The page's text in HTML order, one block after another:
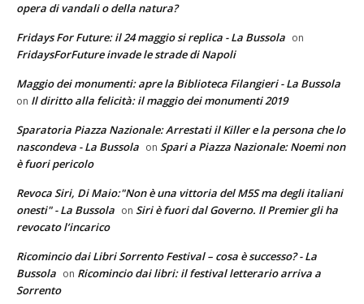
opera di vandali o della natura?
Fridays For Future: il 24 maggio si replica - La Bussola on
FridaysForFuture invade le strade di Napoli
Maggio dei monumenti: apre la Biblioteca Filangieri - La Bussola
on Il diritto alla felicità: il maggio dei monumenti 2019
Sparatoria Piazza Nazionale: Arrestati il Killer e la persona che lo
nascondeva - La Bussola on Spari a Piazza Nazionale: Noemi non
è fuori pericolo
Revoca Siri, Di Maio:"Non è una vittoria del M5S ma degli italiani
onesti" - La Bussola on Siri è fuori dal Governo. Il Premier gli ha
revocato l’incarico
Ricomincio dai Libri Sorrento Festival – cosa è successo? - La
Bussola on Ricomincio dai libri: il festival letterario arriva a
Sorrento